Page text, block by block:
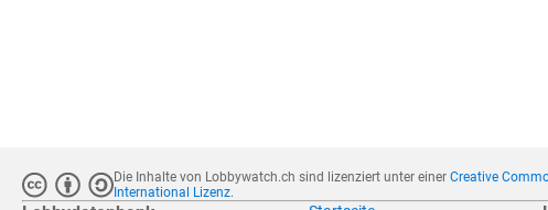
Die Inhalte von Lobbywatch.ch sind lizenziert unter einerCreative
International Lizenz.